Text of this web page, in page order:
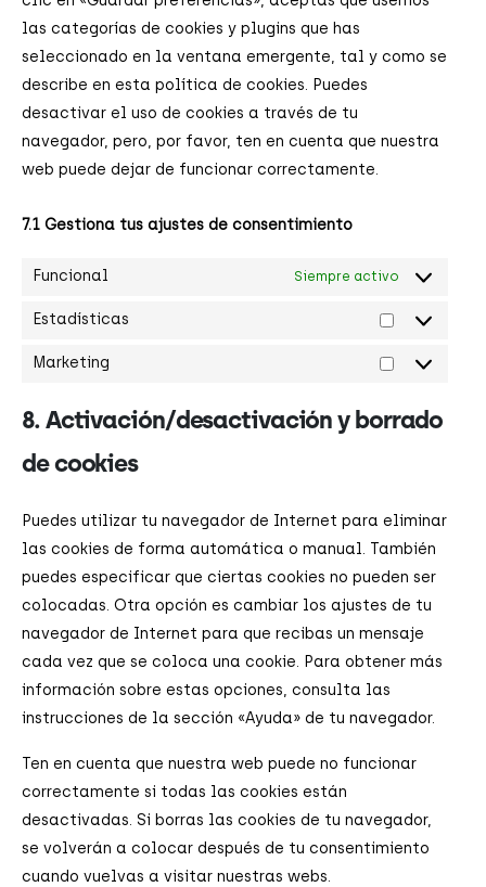
las categorías de cookies y plugins que has
seleccionado en la ventana emergente, tal y como se
describe en esta política de cookies. Puedes
desactivar el uso de cookies a través de tu
navegador, pero, por favor, ten en cuenta que nuestra
web puede dejar de funcionar correctamente.
7.1 Gestiona tus ajustes de consentimiento
Funcional Siempre activo
Estadísticas
Marketing
8. Activación/desactivación y borrado
de cookies
Puedes utilizar tu navegador de Internet para eliminar
las cookies de forma automática o manual. También
puedes especificar que ciertas cookies no pueden ser
colocadas. Otra opción es cambiar los ajustes de tu
navegador de Internet para que recibas un mensaje
cada vez que se coloca una cookie. Para obtener más
información sobre estas opciones, consulta las
instrucciones de la sección «Ayuda» de tu navegador.
Ten en cuenta que nuestra web puede no funcionar
correctamente si todas las cookies están
desactivadas. Si borras las cookies de tu navegador,
se volverán a colocar después de tu consentimiento
cuando vuelvas a visitar nuestras webs.